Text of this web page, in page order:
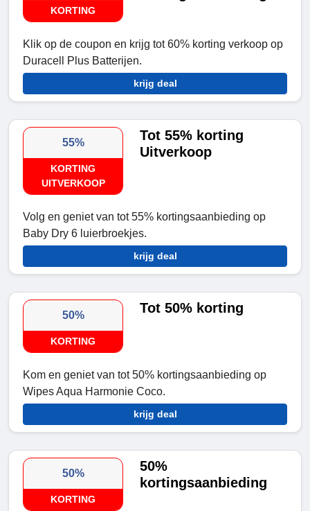
KORTING
Klik op de coupon en krijg tot 60% korting verkoop op
Duracell Plus Batterijen.
krijg deal
55%
KORTING
UITVERKOOP
Tot 55% korting
Uitverkoop
Volg en geniet van tot 55% kortingsaanbieding op
Baby Dry 6 luierbroekjes.
krijg deal
50%
KORTING
Tot 50% korting
Kom en geniet van tot 50% kortingsaanbieding op
Wipes Aqua Harmonie Coco.
krijg deal
50%
KORTING
50%
kortingsaanbieding